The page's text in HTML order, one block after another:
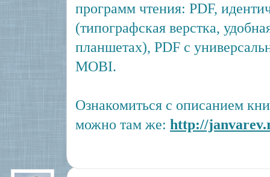
программ чтения: PDF,
(типографская верстка,
планшетах), PDF с
MOBI.
Ознакомиться с описанием
можно там же: http://